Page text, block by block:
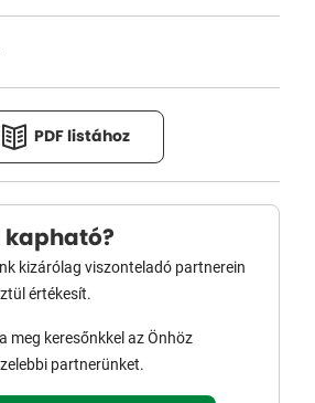
PDF listához
kapható?
kizárólag viszonteladó partnerein
értékesít.
meg keresőnkkel az Önhöz
partnerünket.